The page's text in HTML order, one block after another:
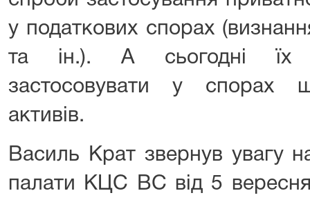
у податкових спорах
та ін.). А сьогодні їх
застосовувати у спорах
активів.
Василь Крат звернув увагу
палати КЦС ВС від 5